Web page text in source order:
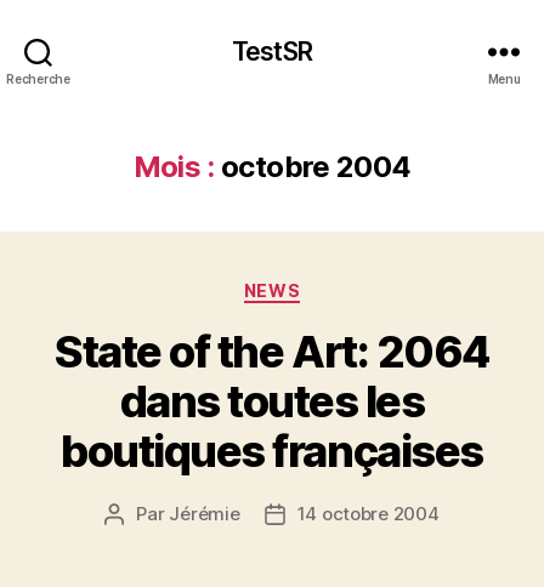
Recherche
TestSR
Menu
Mois : octobre 2004
Catégories
NEWS
State of the Art: 2064
dans toutes les
boutiques françaises
Auteur
Par Jérémie
Date14 octobre 2004